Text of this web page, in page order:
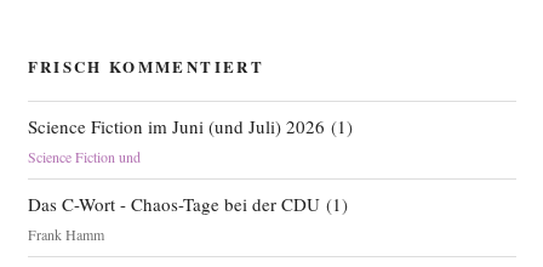
FRISCH KOMMENTIERT
Science Fiction im Juni (und Juli) 2026 (1)
Science Fiction und
Das C-Wort - Chaos-Tage bei der CDU(1)
Frank Hamm